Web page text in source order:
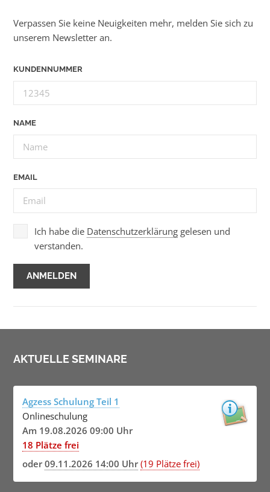
Verpassen Sie keine Neuigkeiten mehr, melden Sie sich zu
unserem Newsletter an.
KUNDENNUMMER
NAME
EMAIL
Ich habe die Datenschutzerklärung gelesen und
verstanden.
AKTUELLE SEMINARE
Agzess Schulung Teil 1
Onlineschulung
Am 19.08.2026 09:00 Uhr
18 Plätze frei
oder09.11.2026 14:00 Uhr (19 Plätze frei)